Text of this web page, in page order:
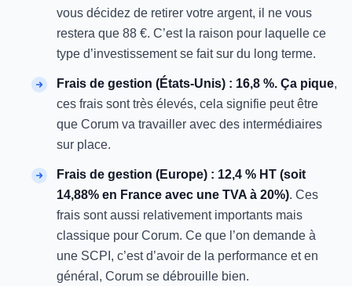
vous décidez de retirer votre argent, il ne vous
restera que 88 €. C’est la raison pour laquelle ce
type d’investissement se fait sur du long terme.
Frais de gestion (États-Unis) : 16,8 %. Ça pique,
ces frais sont très élevés, cela signifie peut être
que Corum va travailler avec des intermédiaires
sur place.
Frais de gestion (Europe) : 12,4 % HT (soit
14,88% en France avec une TVA à 20%). Ces
frais sont aussi relativement importants mais
classique pour Corum. Ce que l’on demande à
une SCPI, c’est d’avoir de la performance et en
général, Corum se débrouille bien.